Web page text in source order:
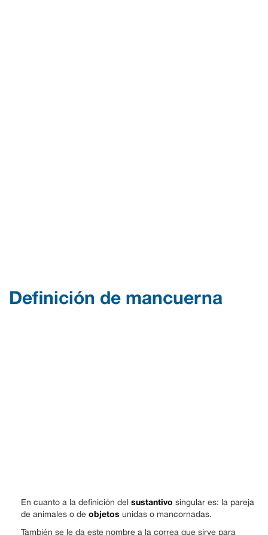
Definición de mancuerna
En cuanto a la definición del sustantivo singular es: la pareja
de animales o de objetos unidas o mancornadas.
También se le da este nombre a la correa que sirve para